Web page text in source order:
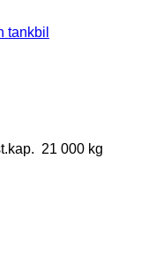
tankbil
21 000 kg